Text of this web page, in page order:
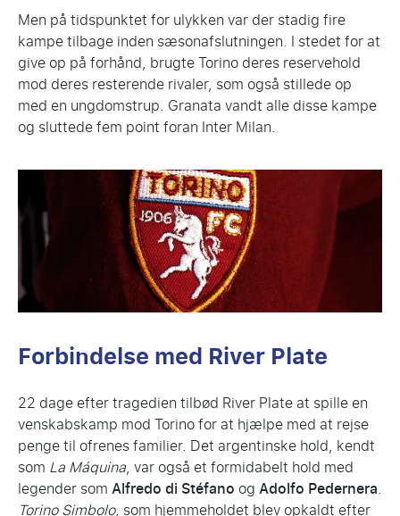
Men på tidspunktet for ulykken var der stadig fire
kampe tilbage inden sæsonafslutningen. I stedet for at
give op på forhånd, brugte Torino deres reservehold
mod deres resterende rivaler, som også stillede op
med en ungdomstrup. Granata vandt alle disse kampe
og sluttede fem point foran Inter Milan.
Forbindelse med River Plate
22 dage efter tragedien tilbød River Plate at spille en
venskabskamp mod Torino for at hjælpe med at rejse
penge til ofrenes familier. Det argentinske hold, kendt
som La Máquina, var også et formidabelt hold med
legender somAlfredo di Stéfano ogAdolfo Pedernera.
Torino Simbolo, som hjemmeholdet blev opkaldt efter